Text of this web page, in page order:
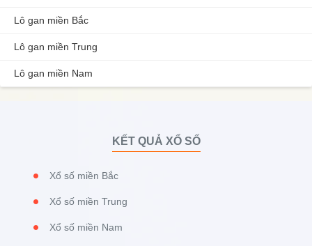
Lô gan miền Bắc
Lô gan miền Trung
Lô gan miền Nam
KẾT QUẢ XỔ SỐ
Xổ số miền Bắc
Xổ số miền Trung
Xổ số miền Nam